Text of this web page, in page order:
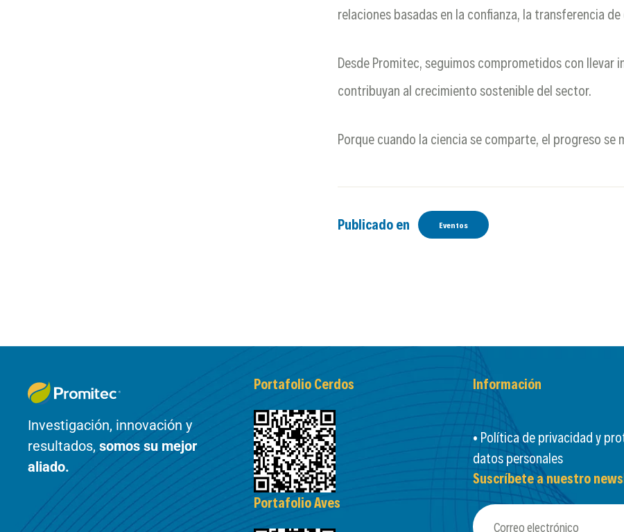
relaciones basadas en la confianza, la transferencia
Desde Promitec, seguimos comprometidos con llevar
contribuyan al crecimiento sostenible del sector.
Porque cuando la ciencia se comparte, el progreso se
Publicado en Eventos
Investigación, innovación y
resultados, somos su mejor
aliado.
Portafolio Cerdos
Portafolio Aves
Información
• Política de privacidad y
datos personales
Suscríbete a nuestro